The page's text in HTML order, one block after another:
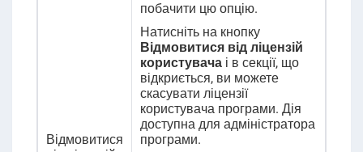
Відмовитися
побачити цю опцію.
Натисніть на кнопку
Відмовитися від ліцензій
користувачаі в секції, що
відкриється, ви можете
скасувати ліцензії
користувача програми. Дія
доступна для адміністратора
програми.